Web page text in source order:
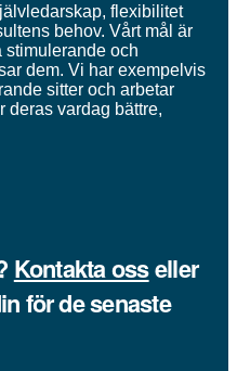
flexibilitet
behov. Vårt mål är
stimulerande och
dem. Vi har exempelvis
sitter och arbetar
deras vardag bättre,
Kontakta osseller
för de senaste